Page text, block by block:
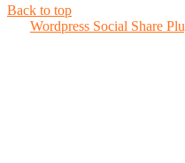
Back to top
Wordpress Social Share